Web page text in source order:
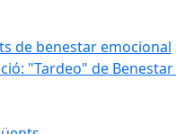
de benestar emocional
"Tardeo" de